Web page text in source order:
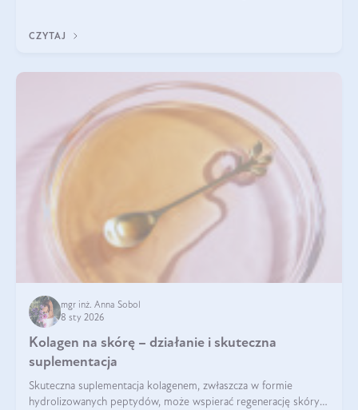
osłabienie włosów.
CZYTAJ
mgr inż. Anna Sobol
8 sty 2026
Kolagen na skórę – działanie i skuteczna
suplementacja
Skuteczna suplementacja kolagenem, zwłaszcza w formie
hydrolizowanych peptydów, może wspierać regenerację skóry i